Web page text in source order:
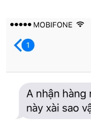
Dục
Nữ
Tăng
Khoái